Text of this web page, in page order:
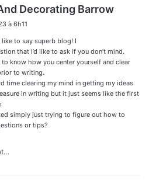
Decorating Barrow
:
à 6h11
to say superb blog! I
that I’d like to ask if you don’t mind.
to know how you center yourself and clear
to writing.
time clearing my mind in getting my ideas
in writing but it just seems like the first
simply just trying to figure out how to
or tips?